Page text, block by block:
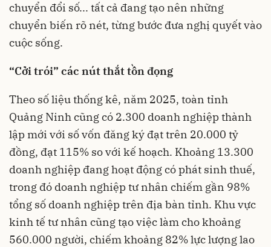
chuyển đổi số... tất cả đang tạo nên những
chuyển biến rõ nét, từng bước đưa nghị quyết vào
cuộc sống.
“Cởi trói” các nút thắt tồn đọng
Theo số liệu thống kê, năm 2025, toàn tỉnh
Quảng Ninh cũng có 2.300 doanh nghiệp thành
lập mới với số vốn đăng ký đạt trên 20.000 tỷ
đồng, đạt 115% so với kế hoạch. Khoảng 13.300
doanh nghiệp đang hoạt động có phát sinh thuế,
trong đó doanh nghiệp tư nhân chiếm gần 98%
tổng số doanh nghiệp trên địa bàn tỉnh. Khu vực
kinh tế tư nhân cũng tạo việc làm cho khoảng
560.000 người, chiếm khoảng 82% lực lượng lao